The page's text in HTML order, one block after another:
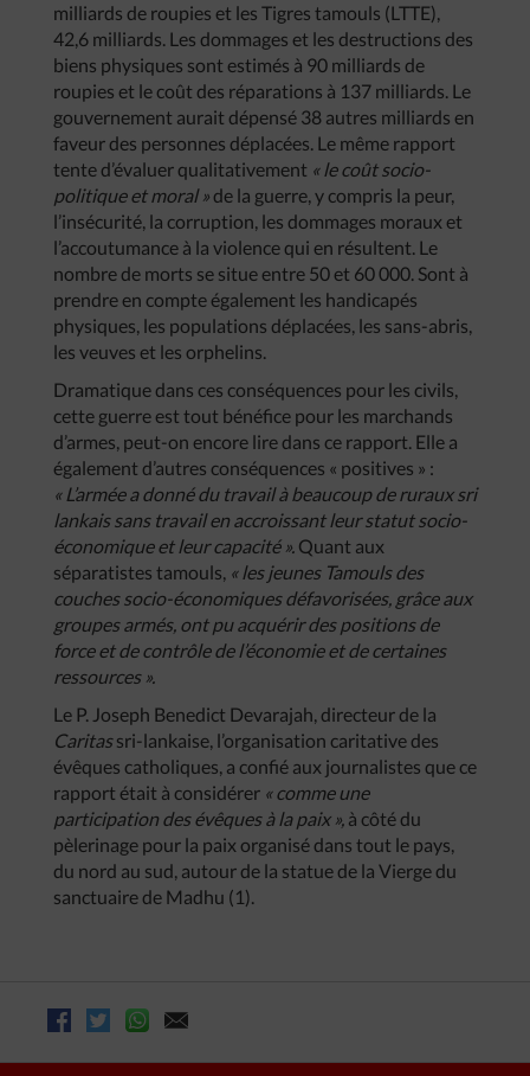
milliards de roupies et les Tigres tamouls (LTTE),
42,6 milliards. Les dommages et les destructions des
biens physiques sont estimés à 90 milliards de
roupies et le coût des réparations à 137 milliards. Le
gouvernement aurait dépensé 38 autres milliards en
faveur des personnes déplacées. Le même rapport
tente d’évaluer qualitativement « le coût socio-
politique et moral » de la guerre, y compris la peur,
l’insécurité, la corruption, les dommages moraux et
l’accoutumance à la violence qui en résultent. Le
nombre de morts se situe entre 50 et 60 000. Sont à
prendre en compte également les handicapés
physiques, les populations déplacées, les sans-abris,
les veuves et les orphelins.
Dramatique dans ces conséquences pour les civils,
cette guerre est tout bénéfice pour les marchands
d’armes, peut-on encore lire dans ce rapport. Elle a
également d’autres conséquences « positives » :
« L’armée a donné du travail à beaucoup de ruraux sri
lankais sans travail en accroissant leur statut socio-
économique et leur capacité ». Quant aux
séparatistes tamouls, « les jeunes Tamouls des
couches socio-économiques défavorisées, grâce aux
groupes armés, ont pu acquérir des positions de
force et de contrôle de l’économie et de certaines
ressources ».
Le P. Joseph Benedict Devarajah, directeur de la
Caritassri-lankaise, l’organisation caritative des
évêques catholiques, a confié aux journalistes que ce
rapport était à considérer « comme une
participation des évêques à la paix », à côté du
pèlerinage pour la paix organisé dans tout le pays,
du nord au sud, autour de la statue de la Vierge du
sanctuaire de Madhu (1).